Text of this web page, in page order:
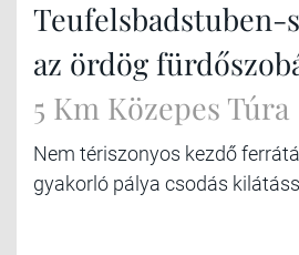
Teufelsbadstuben-
az ördög
5 Km Közepes Túra
Nem tériszonyos kezdő
gyakorló pálya csodás